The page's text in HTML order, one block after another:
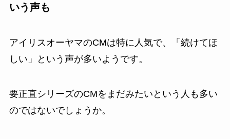
いう声も
アイリスオーヤマのCMは特に人気で、「続けてほ
しい」という声が多いようです。
要正直シリーズのCMをまだみたいという人も多い
のではないでしょうか。